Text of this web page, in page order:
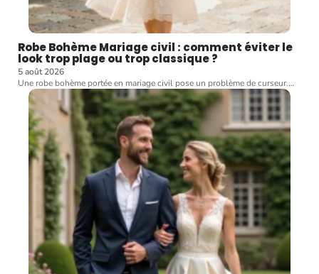
Robe Bohème Mariage civil : comment éviter le
look trop plage ou trop classique ?
5 août 2026
Une robe bohème portée en mariage civil pose un problème de curseur.…